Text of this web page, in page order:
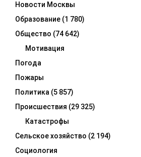
Новости Москвы
Образование (1 780)
Общество (74 642)
Мотивация
Погода
Пожары
Политика (5 857)
Происшествия (29 325)
Катастрофы
Сельское хозяйство (2 194)
Социология